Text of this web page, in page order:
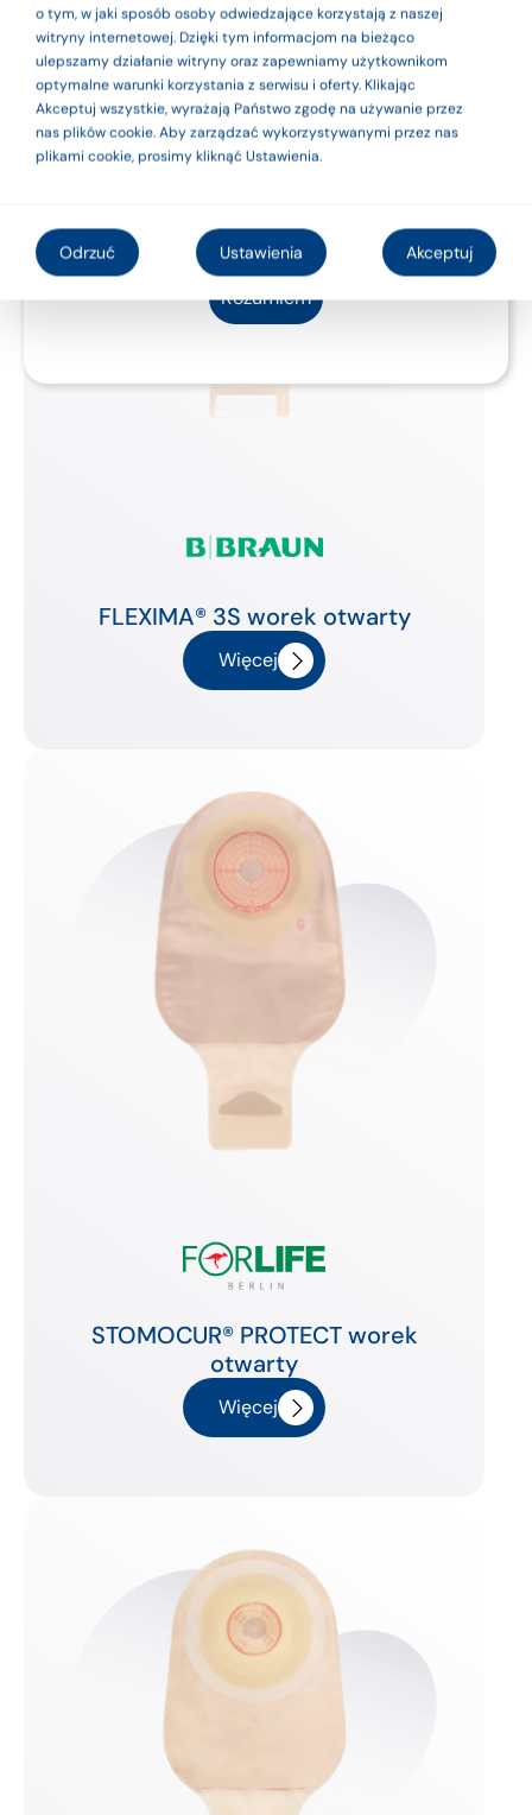
FLEXIMA® 3S worek otwarty
Więcej
STOMOCUR® PROTECT worek
otwarty
Więcej
medycznymi. Dla
bezpieczeństwa
używaj ich zgodnie
z instrukcją
etykietą.
Rozumiem
o tym, w jaki sposób osoby odwiedzające korzystają z naszej
witryny internetowej. Dzięki tym informacjom na bieżąco
ulepszamy działanie witryny oraz zapewniamy użytkownikom
optymalne warunki korzystania z serwisu i oferty. Klikając
Akceptuj wszystkie, wyrażają Państwo zgodę na używanie przez
nas plików cookie. Aby zarządzać wykorzystywanymi przez nas
plikami cookie, prosimy kliknąć Ustawienia.
Odrzuć Ustawienia Akceptuj